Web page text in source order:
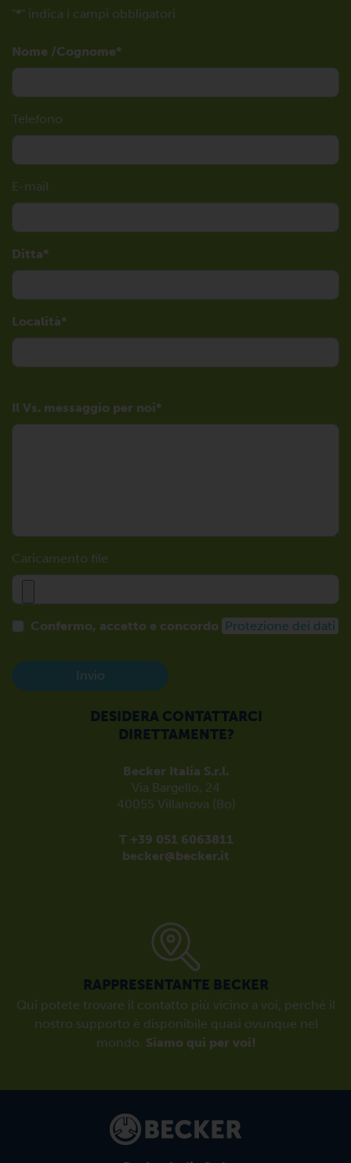
"*" indica i campi obbligatori
Nome /Cognome
Telefono
E-mail
Ditta
Località
Il Vs. messaggio per noi
Caricamento file
Confermo, accetto e concordo Protezione dei dati
Invio
DESIDERA CONTATTARCI
DIRETTAMENTE?
Becker Italia S.r.l.
Via Bargello, 24
40055 Villanova (Bo)
T +39 051 6063811
becker@becker.it
RAPPRESENTANTE BECKER
Qui potete trovare il contatto più vicino a voi, perché il
nostro supporto è disponibile quasi ovunque nel
mondo. Siamo qui per voi!